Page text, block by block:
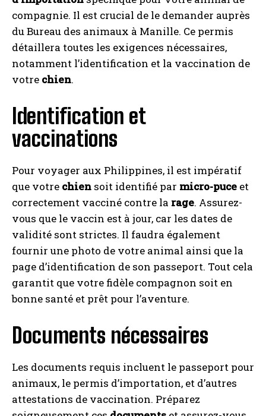
compagnie. Il est crucial de le demander auprès
du Bureau des animaux à Manille. Ce permis
détaillera toutes les exigences nécessaires,
notamment l’identification et la vaccination de
votre chien.
Identification et
vaccinations
Pour voyager aux Philippines, il est impératif
que votre chien soit identifié par micro-puce et
correctement vacciné contre la rage. Assurez-
vous que le vaccin est à jour, car les dates de
validité sont strictes. Il faudra également
fournir une photo de votre animal ainsi que la
page d’identification de son passeport. Tout cela
garantit que votre fidèle compagnon soit en
bonne santé et prêt pour l’aventure.
Documents nécessaires
Les documents requis incluent le passeport pour
animaux, le permis d’importation, et d’autres
attestations de vaccination. Préparez